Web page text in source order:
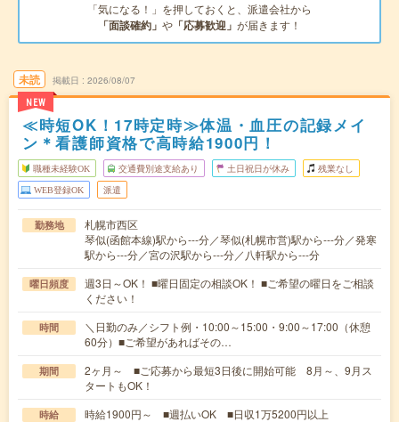
「気になる！」を押しておくと、派遣会社から
「面談確約」 や 「応募歓迎」 が届きます！
未読
NEW
掲載日 2026/08/07
≪時短OK！17時定時≫体温・血圧の記録メイ
ン＊看護師資格で高時給1900円！
職種未経験OK 交通費別途支給あり 土日祝日が休み 残業なし
WEB登録OK 派遣
勤務地
札幌市西区
琴似(函館本線)駅から---分／琴似(札幌市営)駅から---分／発寒
駅から---分／宮の沢駅から---分／八軒駅から---分
曜日頻度
週3日～OK！ ■曜日固定の相談OK！ ■ご希望の曜日をご相談
ください！
時間
＼日勤のみ／シフト例・10:00～15:00・9:00～17:00（休憩
60分）■ご希望があればその…
期間
2ヶ月～ ■ご応募から最短3日後に開始可能 8月～、9月ス
タートもOK！
時給 時給1900円～ ■週払いOK ■日収1万5200円以上